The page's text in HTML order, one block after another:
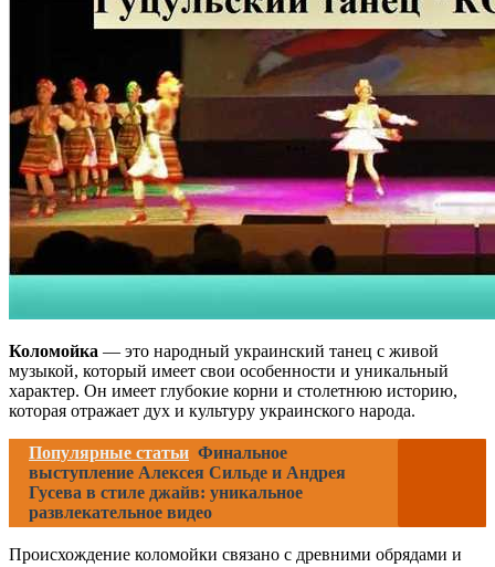
Коломойка — это народный украинский танец с живой
музыкой, который имеет свои особенности и уникальный
характер. Он имеет глубокие корни и столетнюю историю,
которая отражает дух и культуру украинского народа.
Популярные статьи Финальное
выступление Алексея Сильде и Андрея
Гусева в стиле джайв: уникальное
развлекательное видео
Происхождение коломойки связано с древними обрядами и